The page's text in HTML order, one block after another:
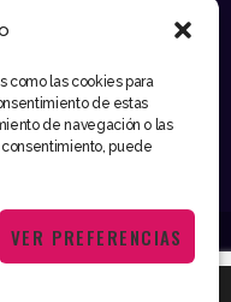
como las cookies para
de estas
de navegación o las
puede
VER PREFERENCIAS